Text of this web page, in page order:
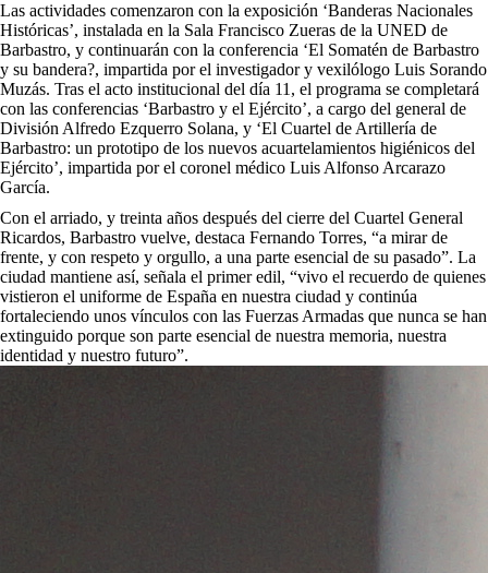
Las actividades comenzaron con la exposición ‘Banderas Nacionales
Históricas’, instalada en la Sala Francisco Zueras de la UNED de
Barbastro, y continuarán con la conferencia ‘El Somatén de Barbastro
y su bandera?, impartida por el investigador y vexilólogo Luis Sorando
Muzás. Tras el acto institucional del día 11, el programa se completará
con las conferencias ‘Barbastro y el Ejército’, a cargo del general de
División Alfredo Ezquerro Solana, y ‘El Cuartel de Artillería de
Barbastro: un prototipo de los nuevos acuartelamientos higiénicos del
Ejército’, impartida por el coronel médico Luis Alfonso Arcarazo
García.
Con el arriado, y treinta años después del cierre del Cuartel General
Ricardos, Barbastro vuelve, destaca Fernando Torres, “a mirar de
frente, y con respeto y orgullo, a una parte esencial de su pasado”. La
ciudad mantiene así, señala el primer edil, “vivo el recuerdo de quienes
vistieron el uniforme de España en nuestra ciudad y continúa
fortaleciendo unos vínculos con las Fuerzas Armadas que nunca se han
extinguido porque son parte esencial de nuestra memoria, nuestra
identidad y nuestro futuro”.